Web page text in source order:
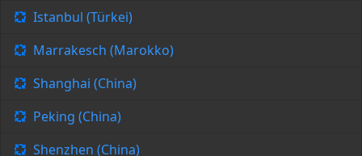
Istanbul (Türkei)
Marrakesch (Marokko)
Shanghai (China)
Peking (China)
Shenzhen (China)